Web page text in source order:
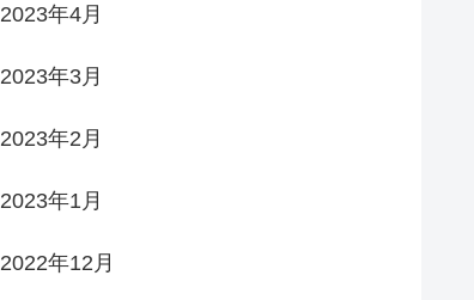
2023年4月
2023年3月
2023年2月
2023年1月
2022年12月